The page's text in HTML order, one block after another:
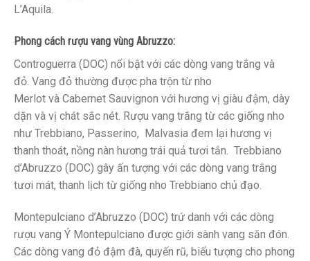
L’Aquila.
Phong cách rượu vang vùng Abruzzo:
Controguerra (DOC) nổi bật với các dòng vang trắng và
đỏ. Vang đỏ thường được pha trộn từ nho
Merlot và Cabernet Sauvignon với hương vị giàu đậm, dày
dặn và vị chát sắc nét. Rượu vang trắng từ các giống nho
như Trebbiano, Passerino, Malvasia đem lại hương vị
thanh thoát, nồng nàn hương trái quả tươi tắn. Trebbiano
d’Abruzzo (DOC) gây ấn tượng với các dòng vang trắng
tươi mát, thanh lịch từ giống nho Trebbiano chủ đạo.
Montepulciano d’Abruzzo (DOC) trứ danh với các dòng
rượu vang Ý Montepulciano được giới sành vang săn đón.
Các dòng vang đỏ đậm đà, quyến rũ, biểu tượng cho phong